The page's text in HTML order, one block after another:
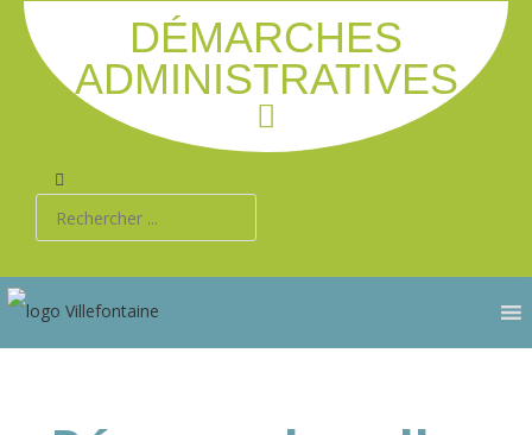
DÉMARCHES
ADMINISTRATIVES